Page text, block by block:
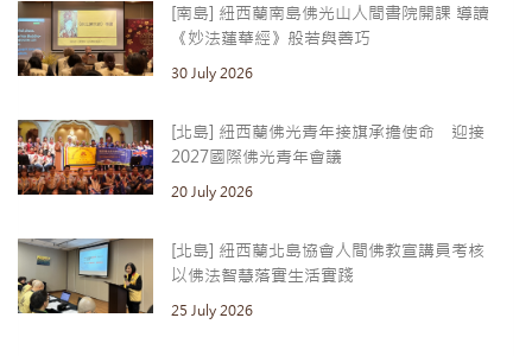
[南島] 紐西蘭南島佛光山人間書院開課 導讀
《妙法蓮華經》般若與善巧
30 July 2026
[北島] 紐西蘭佛光青年接旗承擔使命 迎接
2027國際佛光青年會議
20 July 2026
[北島] 紐西蘭北島協會人間佛教宣講員考核
以佛法智慧落實生活實踐
25 July 2026